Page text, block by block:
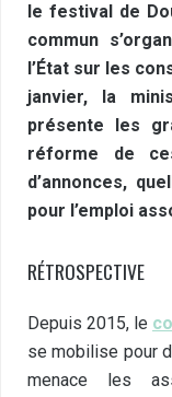
le festival de
commun
l’État sur les
janvier, la
présente les
réforme de
d’annonces,
pour l’emploi
RÉTROSPECTIVE
Depuis 2015, le
se mobilise pour
menace les